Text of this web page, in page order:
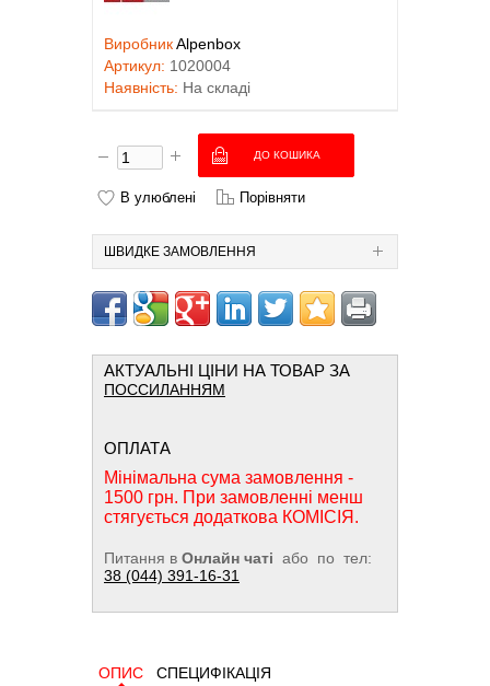
ВиробникAlpenbox
Артикул: 1020004
Наявність: На складі
В улюблені Порівняти
ШВИДКЕ ЗАМОВЛЕННЯ
АКТУАЛЬНІ ЦІНИ НА ТОВАР ЗА
ПОССИЛАННЯМ
ОПЛАТА
Мінімальна сума замовлення -
1500 грн. При замовленні менш
стягується додаткова КОМІСІЯ.
Питання в Онлайн чаті або по тел:
38 (044) 391-16-31
ОПИС
СПЕЦИФІКАЦІЯ